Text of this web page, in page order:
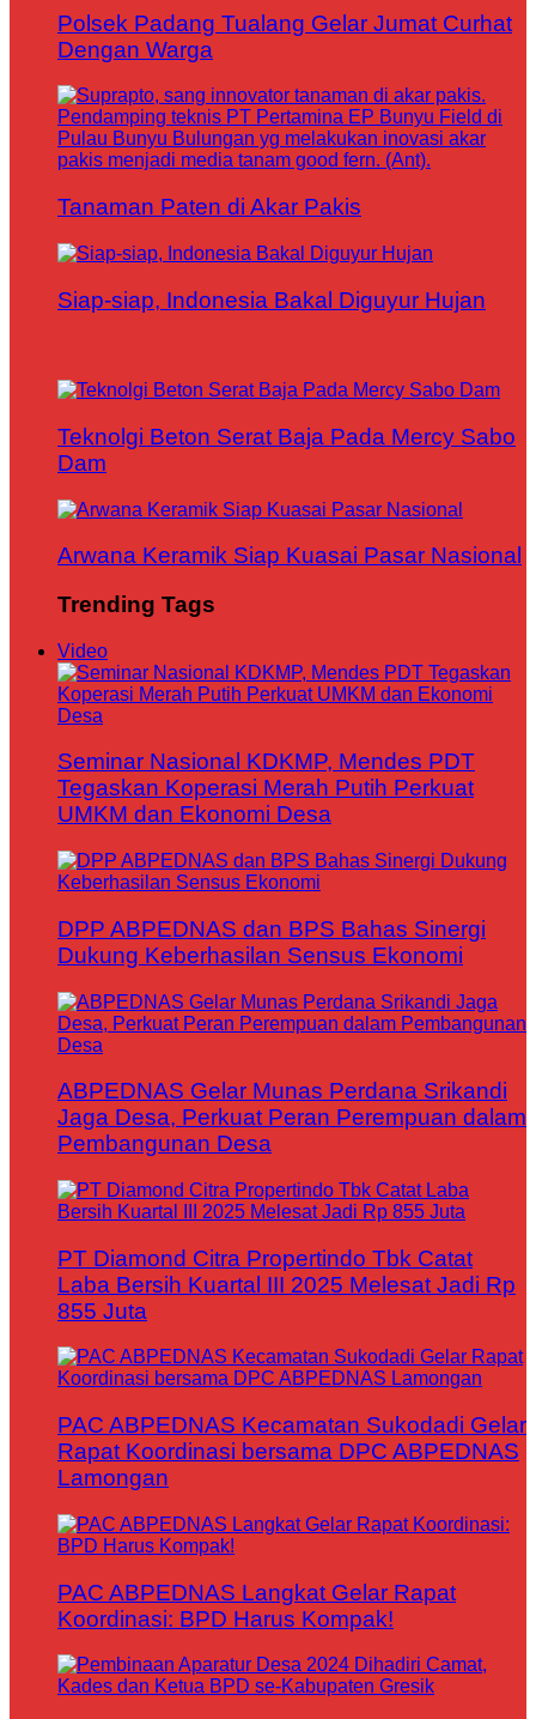
Polsek Padang Tualang Gelar Jumat Curhat
Dengan Warga
Tanaman Paten di Akar Pakis
Siap-siap, Indonesia Bakal Diguyur Hujan
Teknolgi Beton Serat Baja Pada Mercy Sabo
Dam
Arwana Keramik Siap Kuasai Pasar Nasional
Trending Tags
Video
Seminar Nasional KDKMP, Mendes PDT
Tegaskan Koperasi Merah Putih Perkuat
UMKM dan Ekonomi Desa
DPP ABPEDNAS dan BPS Bahas Sinergi
Dukung Keberhasilan Sensus Ekonomi
ABPEDNAS Gelar Munas Perdana Srikandi
Jaga Desa, Perkuat Peran Perempuan dalam
Pembangunan Desa
PT Diamond Citra Propertindo Tbk Catat
Laba Bersih Kuartal III 2025 Melesat Jadi Rp
855 Juta
PAC ABPEDNAS Kecamatan Sukodadi Gelar
Rapat Koordinasi bersama DPC ABPEDNAS
Lamongan
PAC ABPEDNAS Langkat Gelar Rapat
Koordinasi: BPD Harus Kompak!